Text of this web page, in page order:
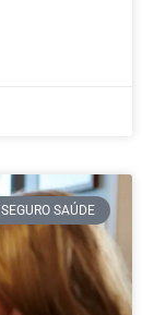
SEGURO SAÚDE